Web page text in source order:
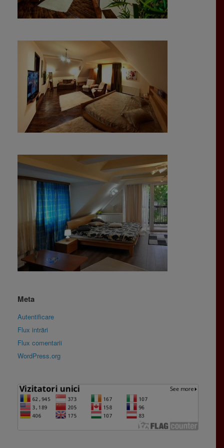
Meta
Autentificare
Flux intrări
Flux comentarii
WordPress.org